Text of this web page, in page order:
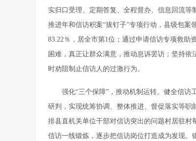
实归口受理、定期答复、全程督办、信息回流
推进年和信访积案“拔钉子”专项行动，县级包
83.22％，居全市第1位；通过申请信访专项救
困难，真正让群众满意，推动息诉罢访；坚持
时劝阻制止信访人的过激行为。
强化“三个保障”，推动机制运转。健全信
研判，实现统筹协调、整体推进、督促落实等
排县直机关单位干部对信访突出的问题村居驻村
信访一线锻炼，逐步把信访岗位打造成为发现、